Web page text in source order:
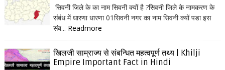
सिवनी जिले के का नाम सिवनी क्यों है ?सिवनी जिले के नामकरण के
संबंध में धारणा धारणा 01सिवनी नगर का नाम सिवनी क्यों पडा इस
संब... Readmore
खिलजी साम्राज्य से संबन्धित महत्वपूर्ण तथ्य | Khilji
Empire Important Fact in Hindi